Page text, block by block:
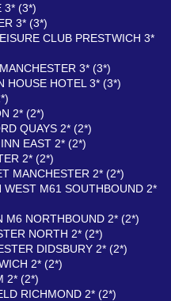
3* (3*)
3* (3*)
CLUB PRESTWICH 3*
3* (3*)
HOUSE HOTEL 3* (3*)
2* (2*)
QUAYS 2* (2*)
EAST 2* (2*)
2* (2*)
MANCHESTER 2* (2*)
M61 SOUTHBOUND 2*
M6 NORTHBOUND 2* (2*)
NORTH 2* (2*)
DIDSBURY 2* (2*)
2* (2*)
2* (2*)
RICHMOND 2* (2*)